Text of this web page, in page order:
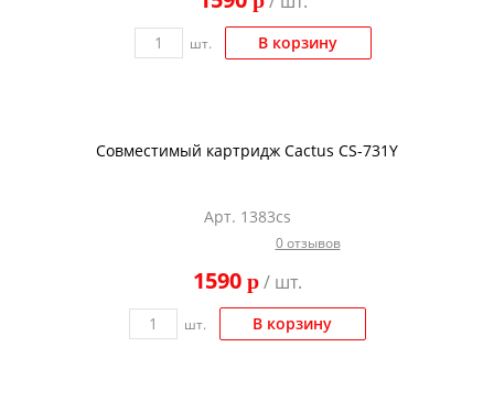
шт. В корзину
Совместимый картридж Cactus CS-731Y
Арт. 1383cs
0 отзывов
1590 p/ шт.
шт. В корзину